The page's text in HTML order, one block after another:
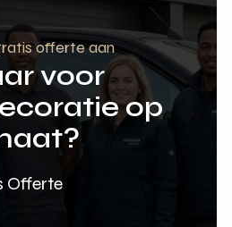
offerte aan
voor
op
Offerte